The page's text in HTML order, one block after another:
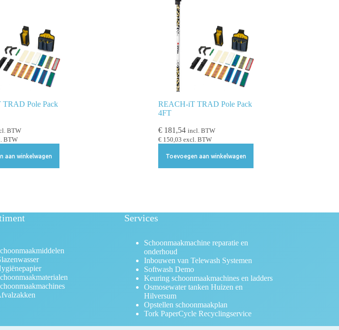
Pole Pack
BTW
BTW
aan winkelwagen
REACH-iT TRAD Pole Pack
4FT
€181,54 incl. BTW
€150,03 excl. BTW
Toevoegen aan winkelwagen
Services
Schoonmaakmachine reparatie en
onderhoud
Inbouwen van Telewash Systemen
Softwash Demo
Keuring schoonmaakmachines en ladders
Osmosewater tanken Huizen en
Hilversum
Opstellen schoonmaakplan
Tork PaperCycle Recyclingservice